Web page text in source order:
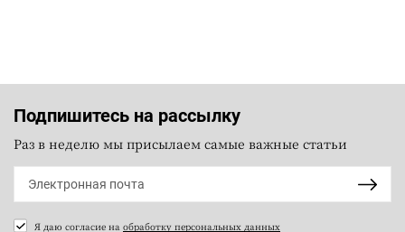
Подпишитесь на рассылку
Раз в неделю мы присылаем самые важные статьи
Я даю согласие на обработку персональных данных